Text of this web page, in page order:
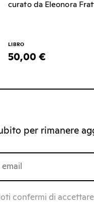
curato da Eleonora
LIBRO
50,00 €
per rimanere
confermi di